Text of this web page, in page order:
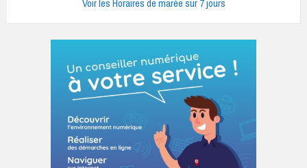
Voir les Horaires de marée sur 7 jours